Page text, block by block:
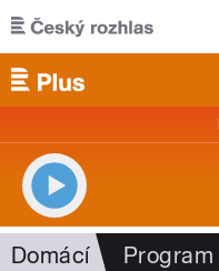
Přejít k hlavnímu obsahu
Domácí Program